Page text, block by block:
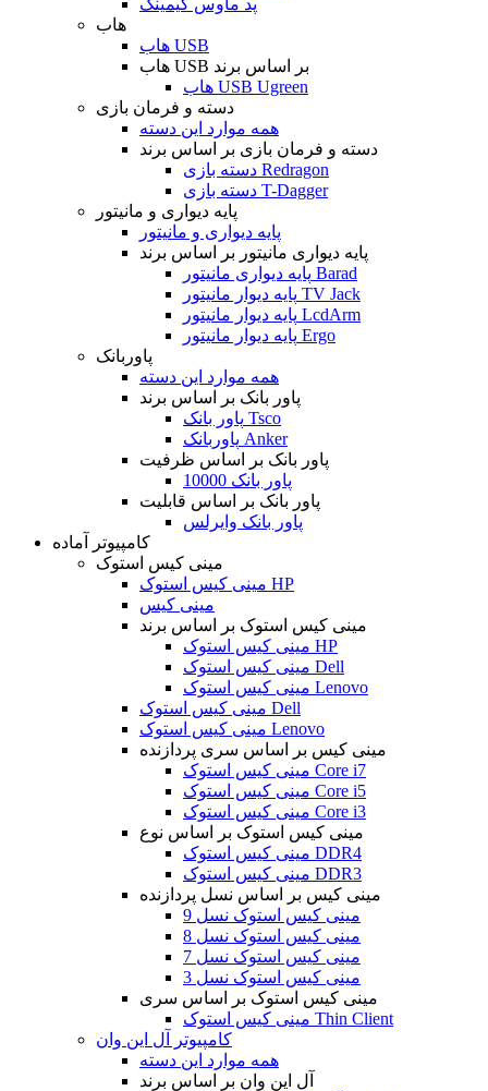
پد ماوس گیمینگ
هاب
هاب USB
هاب USB بر اساس برند
هاب USB Ugreen
دسته و فرمان بازی
همه موارد این دسته
دسته و فرمان بازی بر اساس برند
دسته بازی Redragon
دسته بازی T-Dagger
پایه دیواری و مانیتور
پایه دیواری و مانیتور
پایه دیواری مانیتور بر اساس برند
پایه دیواری مانیتور Barad
پایه دیوار مانیتور TV Jack
پایه دیوار مانیتور LcdArm
پایه دیوار مانیتور Ergo
پاوربانک
همه موارد این دسته
پاور بانک بر اساس برند
پاور بانک Tsco
پاوربانک Anker
پاور بانک بر اساس ظرفیت
پاور بانک 10000
پاور بانک بر اساس قابلیت
پاور بانک وایرلس
کامپیوتر آماده
مینی کیس استوک
مینی کیس استوک HP
مینی کیس
مینی کیس استوک بر اساس برند
مینی کیس استوک HP
مینی کیس استوک Dell
مینی کیس استوک Lenovo
مینی کیس استوک Dell
مینی کیس استوک Lenovo
مینی کیس بر اساس سری پردازنده
مینی کیس استوک Core i7
مینی کیس استوک Core i5
مینی کیس استوک Core i3
مینی کیس استوک بر اساس نوع
مینی کیس استوک DDR4
مینی کیس استوک DDR3
مینی کیس بر اساس نسل پردازنده
مینی کیس استوک نسل 9
مینی کیس استوک نسل 8
مینی کیس استوک نسل 7
مینی کیس استوک نسل 3
مینی کیس استوک بر اساس سری
مینی کیس استوک Thin Client
کامپیوتر آل این وان
همه موارد این دسته
آل این وان بر اساس برند